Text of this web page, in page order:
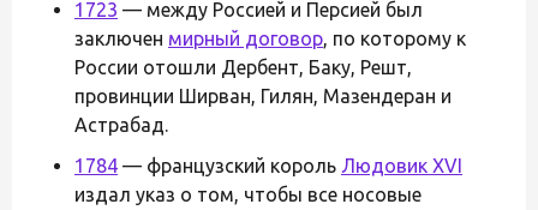
1723 — между Россией и Персией был
заключен мирный договор, по которому к
России отошли Дербент, Баку, Решт,
провинции Ширван, Гилян, Мазендеран и
Астрабад.
1784 — французский король Людовик XVI
издал указ о том, чтобы все носовые